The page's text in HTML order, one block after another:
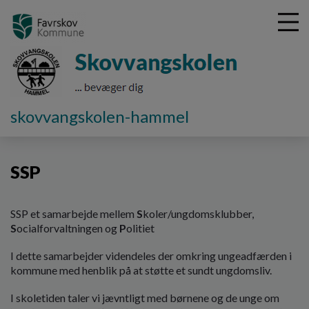
skovvangskolen-hammel
Fakta om skolen
SSP
SSP et samarbejde mellem Skoler/ungdomsklubber,
Socialforvaltningen og Politiet
I dette samarbejder videndeles der omkring ungeadfærden i
kommune med henblik på at støtte et sundt ungdomsliv.
I skoletiden taler vi jævntligt med børnene og de unge om